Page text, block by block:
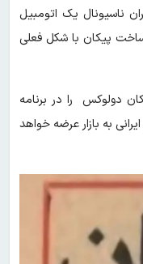
ناسیونال یک اتومبیل
ساخت پیکان با شکل فعلی
دولوکس را در برنامه
به بازار عرضه خواهد